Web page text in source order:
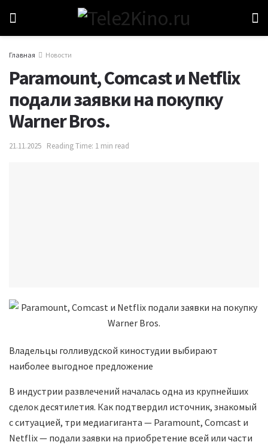
Главная Новости
Paramount, Comcast и Netflix
подали заявки на покупку
Warner Bros.
21.11.2025 Reading Time: 1 min read
Владельцы голливудской киностудии выбирают
наиболее выгодное предложение
В индустрии развлечений началась одна из крупнейших
сделок десятилетия. Как подтвердил источник, знакомый
с ситуацией, три медиагиганта — Paramount, Comcast и
Netflix — подали заявки на приобретение всей или части